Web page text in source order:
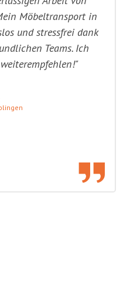
Möbeltransport in
und stressfrei dank
Teams. Ich